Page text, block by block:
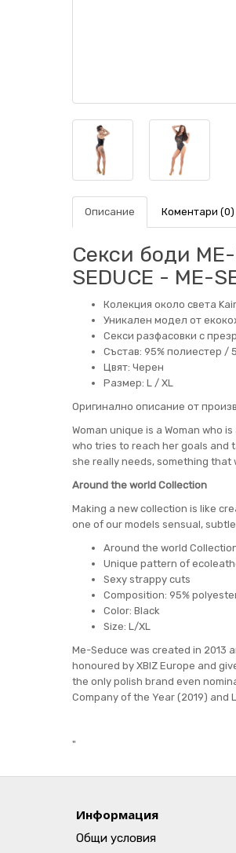
Описание Коментари (0)
Секси боди ME-
SEDUCE - ME-
Колекция около света
Уникален модел от
Секси разфасовки с
Състав: 95% полиестер /
Цвят: Черен
Размер: L / XL
Оригинално описание от
Woman unique is a Woman who
who tries to reach her goals and
she really needs, something that
Around the world Collection
Making a new collection is like
one of our models sensual,
Around the world
Unique pattern of
Sexy strappy cuts
Composition: 95%
Color: Black
Size: L/XL
Me-Seduce was created in 2013
honoured by XBIZ Europe and
the only polish brand even
Company of the Year (2019) and
"
Информация
Общи условия